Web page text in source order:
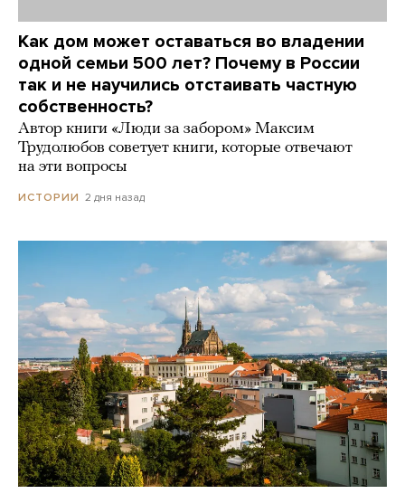
Как дом может оставаться во владении
одной семьи 500 лет? Почему в России
так и не научились отстаивать частную
собственность?
Автор книги «Люди за забором» Максим
Трудолюбов советует книги, которые отвечают
на эти вопросы
ИСТОРИИ 2 дня назад